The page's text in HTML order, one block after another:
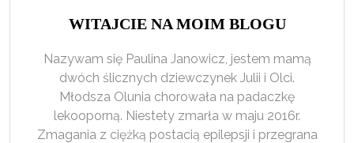
WITAJCIE NA MOIM BLOGU
Nazywam się Paulina Janowicz, jestem mamą
dwóch ślicznych dziewczynek Julii i Olci.
Młodsza Olunia chorowała na padaczkę
lekooporną. Niestety zmarła w maju 2016r.
Zmagania z ciężką postacią epilepsji i przegrana